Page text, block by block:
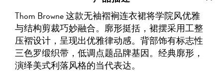
WHATSAPP
维
码
Thom Browne 这款无袖褶裥连衣裙将学院风优雅
与结构剪裁巧妙融合。廓形挺括，裙摆采用工整
压褶设计，呈现出优雅律动感。背部饰有标志性
三色罗缎织带，低调点题品牌基因。经典廓形，
演绎美式利落风格的当代表达。